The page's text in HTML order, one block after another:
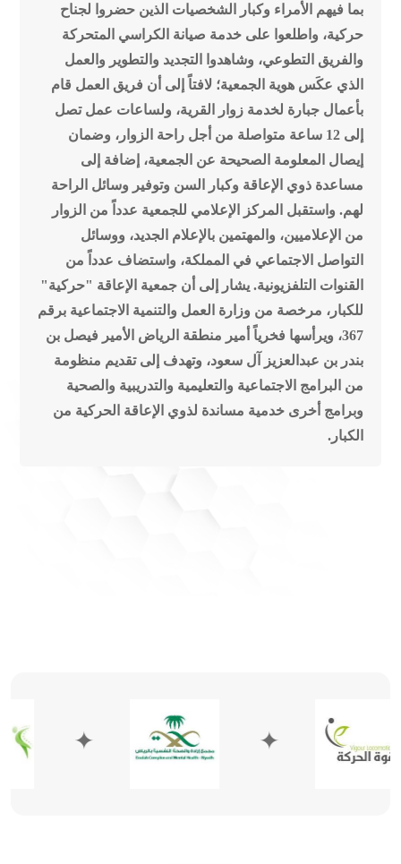
بما فيهم الأمراء وكبار الشخصيات الذين حضروا لجناح
حركية، واطلعوا على خدمة صيانة الكراسي المتحركة
والفريق التطوعي، وشاهدوا التجديد والتطوير والعمل
الذي عكَس هوية الجمعية؛ لافتاً إلى أن فريق العمل قام
بأعمال جبارة لخدمة زوار القرية، ولساعات عمل تصل
إلى 12 ساعة متواصلة من أجل راحة الزوار، وضمان
إيصال المعلومة الصحيحة عن الجمعية، إضافة إلى
مساعدة ذوي الإعاقة وكبار السن وتوفير وسائل الراحة
لهم. واستقبل المركز الإعلامي للجمعية عدداً من الزوار
من الإعلاميين، والمهتمين بالإعلام الجديد، ووسائل
التواصل الاجتماعي في المملكة، واستضاف عدداً من
القنوات التلفزيونية. يشار إلى أن جمعية الإعاقة "حركية"
للكبار، مرخصة من وزارة العمل والتنمية الاجتماعية برقم
367، ويرأسها فخرياً أمير منطقة الرياض الأمير فيصل بن
بندر بن عبدالعزيز آل سعود، وتهدف إلى تقديم منظومة
من البرامج الاجتماعية والتعليمية والتدريبية والصحية
وبرامج أخرى خدمية مساندة لذوي الإعاقة الحركية من
الكبار.
✦ ✦